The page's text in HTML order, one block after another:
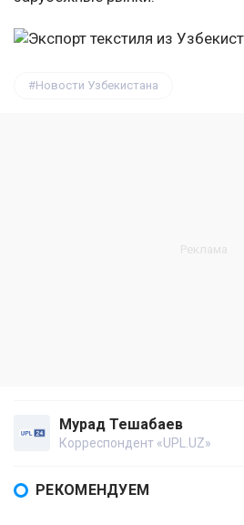
Новости Узбекистана
Мурад Тешабаев
Корреспондент «UPL.UZ»
РЕКОМЕНДУЕМ